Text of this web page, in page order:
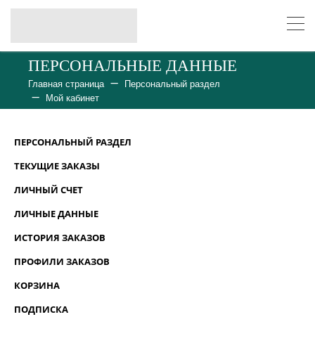
ПЕРСОНАЛЬНЫЕ ДАННЫЕ
Главная страница
Персональный раздел
Мой кабинет
ПЕРСОНАЛЬНЫЙ РАЗДЕЛ
ТЕКУЩИЕ ЗАКАЗЫ
ЛИЧНЫЙ СЧЕТ
ЛИЧНЫЕ ДАННЫЕ
ИСТОРИЯ ЗАКАЗОВ
ПРОФИЛИ ЗАКАЗОВ
КОРЗИНА
ПОДПИСКА